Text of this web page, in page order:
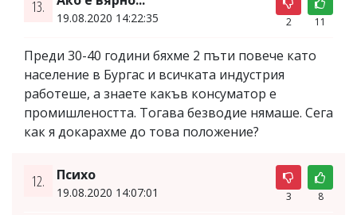
13.
19.08.2020 14:22:35 2 11
Преди 30-40 години бяхме 2 пъти повече като
население в Бургас и всичката индустрия
работеше, а знаете какъв консуматор е
промишлеността. Тогава безводие нямаше. Сега
как я докарахме до това положение?
12. Психо
19.08.2020 14:07:01 3 8